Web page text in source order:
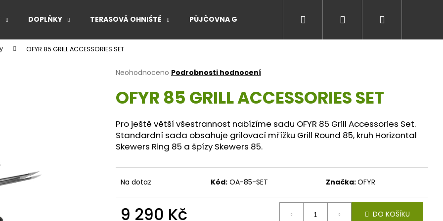
DOPLŇKY TERASOVÁ OHNIŠTĚ PŮJČOVNA GRILŮ EVENTY A ZÁŽITKY NA GRILU
Přihlášení
OFYR 85 GRILL ACCESSORIES SET
Průměrné
produktu
je
z
5
hvězdiček.
Neohodnoceno Podrobnosti hodnocení
OFYR 85 GRILL ACCESSORIES SET
Pro ještě větší všestrannost nabízíme sadu OFYR 85 Grill Accessories Set.
Standardní sada obsahuje grilovací mřížku Grill Round 85, kruh Horizontal
Skewers Ring 85 a špízy Skewers 85.
Na dotaz Kód: OA-85-SET Značka:OFYR
9 290 Kč DO KOŠÍKU
Co potřebujete najít?
HLEDAT